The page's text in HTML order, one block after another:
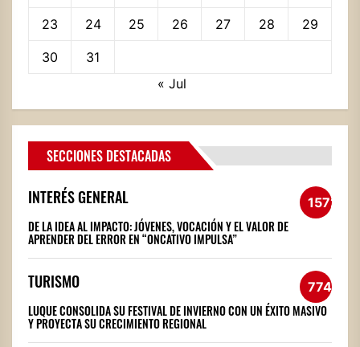
23 24 25 26 27 28 29
30
31
« Jul
SECCIONES DESTACADAS
INTERÉS GENERAL 1572
DE LA IDEA AL IMPACTO: JÓVENES, VOCACIÓN Y EL VALOR DE
APRENDER DEL ERROR EN “ONCATIVO IMPULSA”
TURISMO 774
LUQUE CONSOLIDA SU FESTIVAL DE INVIERNO CON UN ÉXITO MASIVO
Y PROYECTA SU CRECIMIENTO REGIONAL